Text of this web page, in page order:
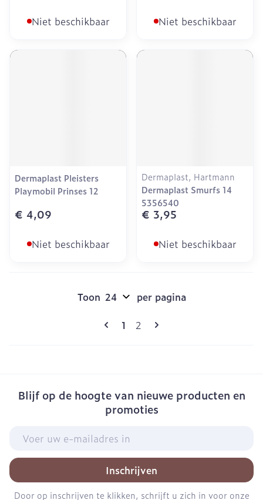
Niet beschikbaar Niet beschikbaar
Dermaplast Pleisters
Playmobil Prinses 12
€ 4,09
Niet beschikbaar
Dermaplast, Hartmann
Dermaplast Smurfs 14
5356540
€ 3,95
Niet beschikbaar
Pagina's
U lees momenteel pagina
1 Pagina
2
Toon per pagina
Blijf op de hoogte van nieuwe producten en
promoties
Inschrijven
Door op inschrijven te klikken, schrijft u zich in voor onze